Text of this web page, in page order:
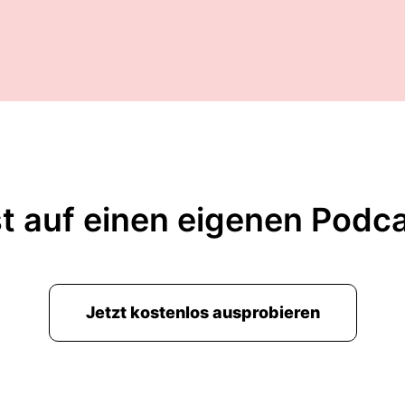
auf einen eigenen
Jetzt kostenlos ausprobieren